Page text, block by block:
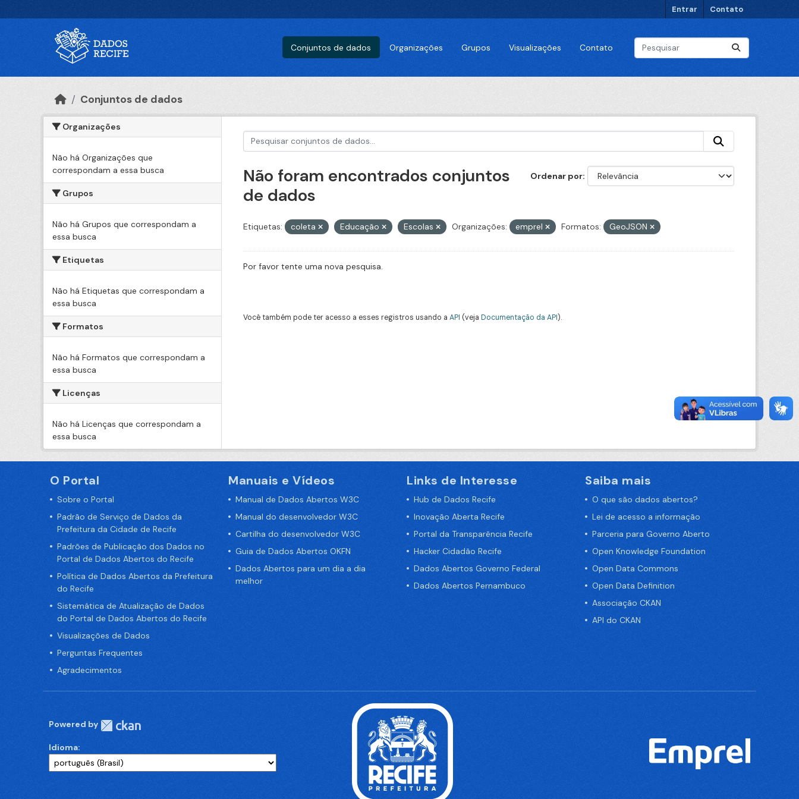
Entrar Contato
Conjuntos de dados Organizações Grupos Visualizações Contato
Conjuntos de dados
Organizações
Não há Organizações que
correspondam a essa busca
Grupos
Não há Grupos que correspondam a
essa busca
Etiquetas
Não há Etiquetas que correspondam a
essa busca
Formatos
Não há Formatos que correspondam a
essa busca
Licenças
Não há Licenças que correspondam a
essa busca
Ordenar por
Não foram encontrados conjuntos
de dados
Etiquetas: coleta Educação Escolas Organizações: emprel Formatos: GeoJSON
Por favor tente uma nova pesquisa.
Você também pode ter acesso a esses registros usando a API (veja Documentação da API).
O Portal
Sobre o Portal
Padrão de Serviço de Dados da
Prefeitura da Cidade de Recife
Padrões de Publicação dos Dados no
Portal de Dados Abertos do Recife
Política de Dados Abertos da Prefeitura
do Recife
Sistemática de Atualização de Dados
do Portal de Dados Abertos do Recife
Visualizações de Dados
Perguntas Frequentes
Agradecimentos
Manuais e Vídeos
Manual de Dados Abertos W3C
Manual do desenvolvedor W3C
Cartilha do desenvolvedor W3C
Guia de Dados Abertos OKFN
Dados Abertos para um dia a dia
melhor
Links de Interesse
Hub de Dados Recife
Inovação Aberta Recife
Portal da Transparência Recife
Hacker Cidadão Recife
Dados Abertos Governo Federal
Dados Abertos Pernambuco
Saiba mais
O que são dados abertos?
Lei de acesso a informação
Parceria para Governo Aberto
Open Knowledge Foundation
Open Data Commons
Open Data Definition
Associação CKAN
API do CKAN
Powered by
Idioma